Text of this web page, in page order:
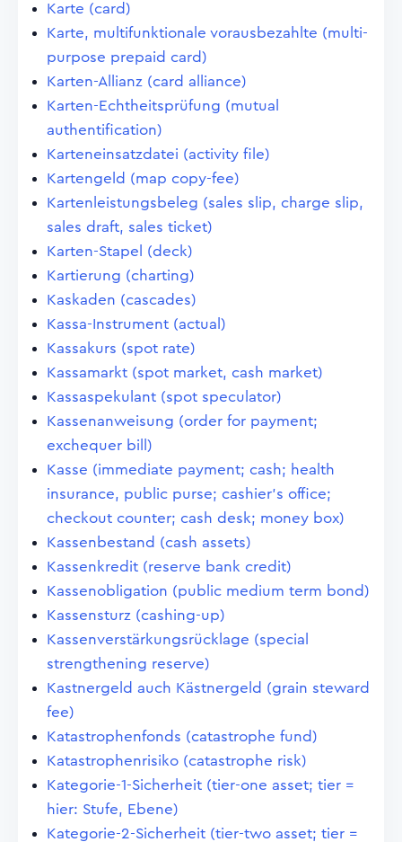
Karte (card)
Karte, multifunktionale vorausbezahlte (multi-
purpose prepaid card)
Karten-Allianz (card alliance)
Karten-Echtheitsprüfung (mutual
authentification)
Karteneinsatzdatei (activity file)
Kartengeld (map copy-fee)
Kartenleistungsbeleg (sales slip, charge slip,
sales draft, sales ticket)
Karten-Stapel (deck)
Kartierung (charting)
Kaskaden (cascades)
Kassa-Instrument (actual)
Kassakurs (spot rate)
Kassamarkt (spot market, cash market)
Kassaspekulant (spot speculator)
Kassenanweisung (order for payment;
exchequer bill)
Kasse (immediate payment; cash; health
insurance, public purse; cashier's office;
checkout counter; cash desk; money box)
Kassenbestand (cash assets)
Kassenkredit (reserve bank credit)
Kassenobligation (public medium term bond)
Kassensturz (cashing-up)
Kassenverstärkungsrücklage (special
strengthening reserve)
Kastnergeld auch Kästnergeld (grain steward
fee)
Katastrophenfonds (catastrophe fund)
Katastrophenrisiko (catastrophe risk)
Kategorie-1-Sicherheit (tier-one asset; tier =
hier: Stufe, Ebene)
Kategorie-2-Sicherheit (tier-two asset; tier =